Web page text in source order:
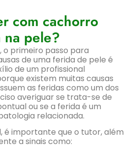
com cachorro
pele?
o primeiro passo para
de uma ferida de pele é
de um profissional
existem muitas causas
as feridas como um dos
averiguar se trata-se de
ou se a ferida é um
relacionada.
é importante que o tutor, além
a sinais como: